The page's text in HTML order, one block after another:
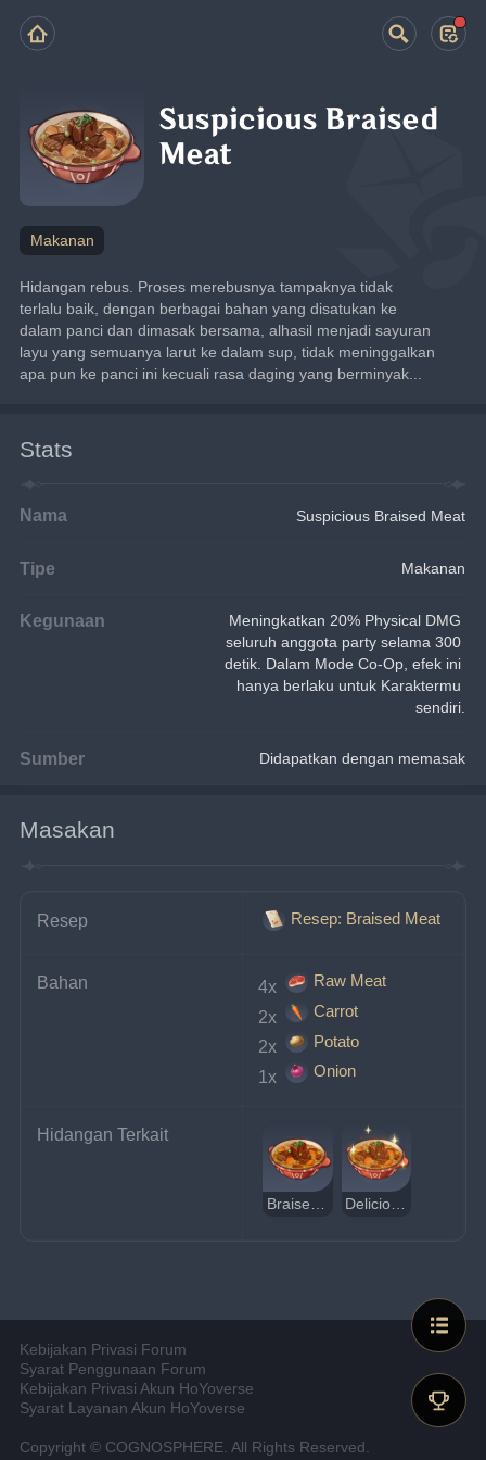
Suspicious Braised
Meat
Makanan
Hidangan rebus. Proses merebusnya tampaknya tidak
terlalu baik, dengan berbagai bahan yang disatukan ke
dalam panci dan dimasak bersama, alhasil menjadi sayuran
layu yang semuanya larut ke dalam sup, tidak meninggalkan
apa pun ke panci ini kecuali rasa daging yang berminyak...
Stats
Nama Suspicious Braised Meat
Tipe Makanan
Kegunaan
Meningkatkan 20% Physical DMG
seluruh anggota party selama 300
detik. Dalam Mode Co-Op, efek ini
hanya berlaku untuk Karaktermu
sendiri.
Sumber Didapatkan dengan memasak
Masakan
Resep Resep: Braised Meat
Bahan 4x
Raw Meat
2x
Carrot
2x
Potato
1x
Onion
Hidangan Terkait
Kebijakan Privasi Forum
Syarat Penggunaan Forum
Kebijakan Privasi Akun HoYoverse
Syarat Layanan Akun HoYoverse
Copyright © COGNOSPHERE. All Rights Reserved.